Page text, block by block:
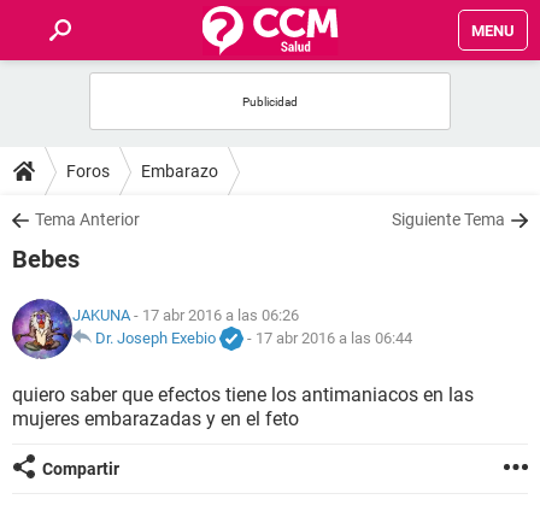
MENU
FOROS
SALUD
NUTRICIÓN
BIENESTAR
SEXUALIDAD
Foros Embarazo
Tema Anterior Siguiente Tema
Bebes
JAKUNA- 17 abr 2016 a las 06:26
Dr. Joseph Exebio
- 17 abr 2016 a las 06:44
quiero saber que efectos tiene los antimaniacos en las
mujeres embarazadas y en el feto
Compartir